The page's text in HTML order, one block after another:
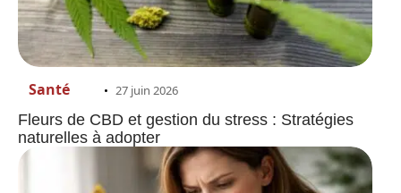
Santé 27 juin 2026
Fleurs de CBD et gestion du stress : Stratégies
naturelles à adopter